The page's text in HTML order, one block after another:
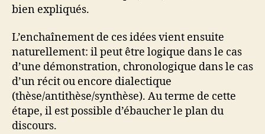
bien expliqués.
L’enchaînement de ces idées vient ensuite
naturellement: il peut être logique dans le cas
d’une démonstration, chronologique dans le cas
d’un récit ou encore dialectique
(thèse/antithèse/synthèse). Au terme de cette
étape, il est possible d’ébaucher le plan du
discours.